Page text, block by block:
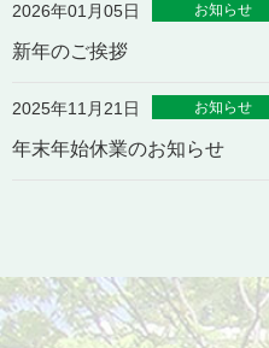
2026年01月05日 お知らせ
新年のご挨拶
2025年11月21日 お知らせ
年末年始休業のお知らせ